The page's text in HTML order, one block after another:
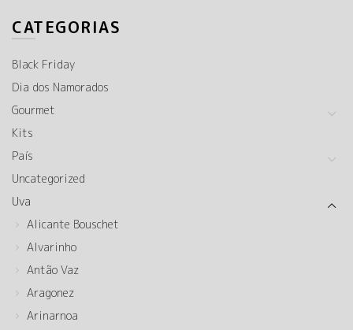
CATEGORIAS
Black Friday
Dia dos Namorados
Gourmet
Kits
País
Uncategorized
Uva
Alicante Bouschet
Alvarinho
Antão Vaz
Aragonez
Arinarnoa